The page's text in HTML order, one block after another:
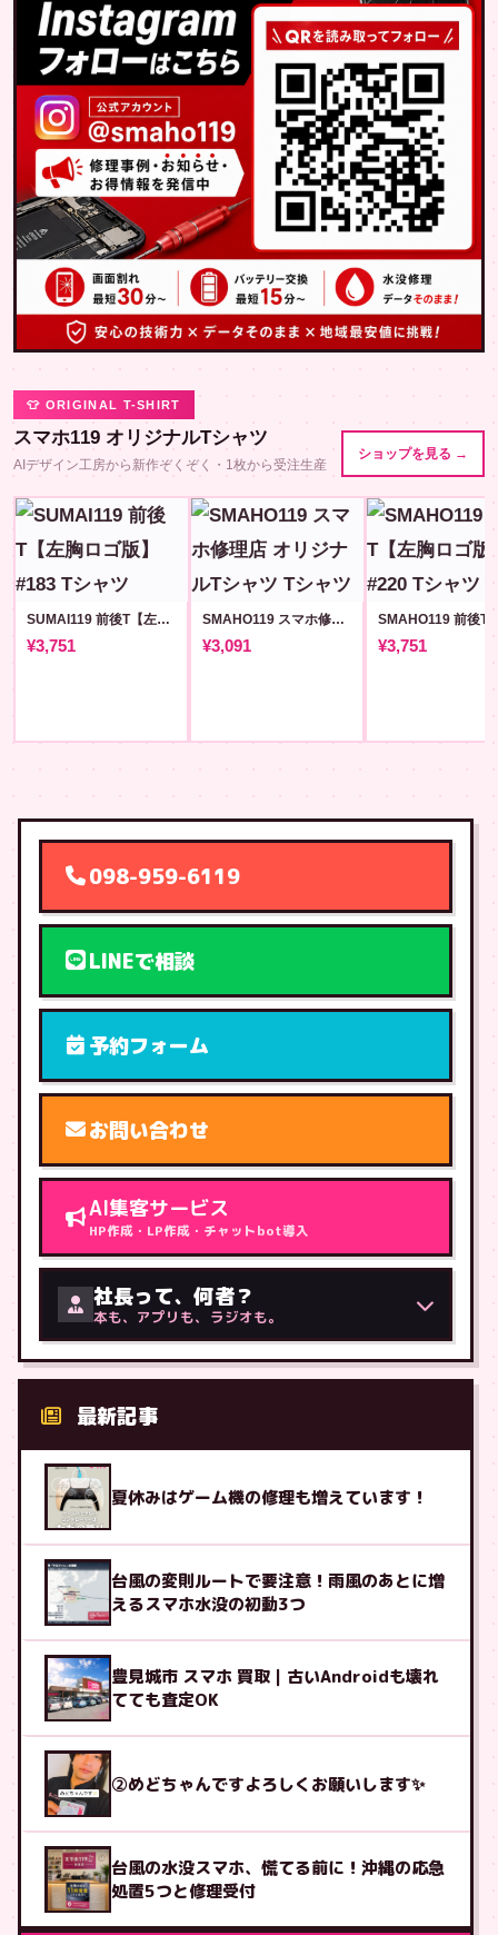
👕 ORIGINAL T-SHIRT
スマホ119 オリジナルTシャツ
AIデザイン工房から新作ぞくぞく・1枚から受注生産
ショップを見る →
SUMAI119 前後T【左胸ロゴ版】#183
¥3,751
SMAHO119 スマホ修理店 オリジナルTシャツ
¥3,091 ¥3,751
098-959-6119
LINEで相談
予約フォーム
お問い合わせ
AI集客サービス
HP作成・LP作成・チャットbot導入
社長って、何者？
本も、アプリも、ラジオも。
最新記事
夏休みはゲーム機の修理も増えています！
台風の変則ルートで要注意！雨風のあとに増
えるスマホ水没の初動3つ
豊見城市 スマホ 買取｜古いAndroidも壊れ
てても査定OK
②めどちゃんですよろしくお願いします✨
台風の水没スマホ、慌てる前に！沖縄の応急
処置5つと修理受付